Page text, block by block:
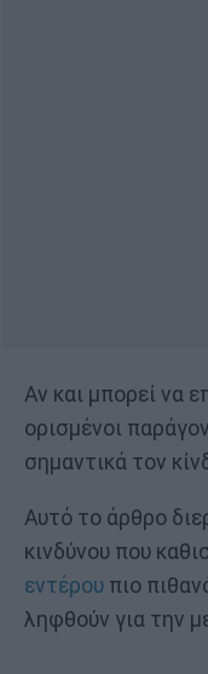
Αν και μπορεί να
ορισμένοι
σημαντικά τον
Αυτό το άρθρο
κινδύνου που
εντέρου πιο
ληφθούν για την